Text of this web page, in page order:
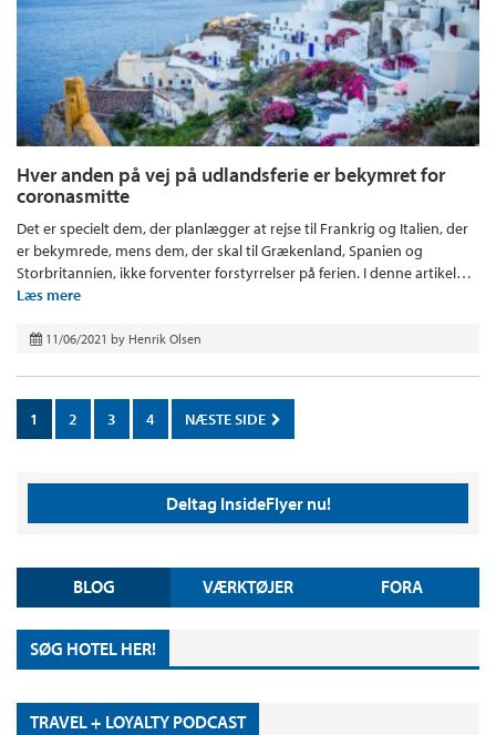
Hver anden på vej på udlandsferie er bekymret for
coronasmitte
Det er specielt dem, der planlægger at rejse til Frankrig og Italien, der
er bekymrede, mens dem, der skal til Grækenland, Spanien og
Storbritannien, ikke forventer forstyrrelser på ferien. I denne artikel…
Læs mere
11/06/2021 by Henrik Olsen
1 2 3 4 NÆSTE SIDE
Deltag InsideFlyer nu!
BLOG VÆRKTØJER FORA
SØG HOTEL HER!
TRAVEL + LOYALTY PODCAST